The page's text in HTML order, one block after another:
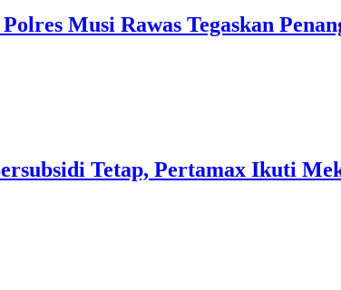
Musi Rawas Tegaskan
Tetap, Pertamax Ikuti